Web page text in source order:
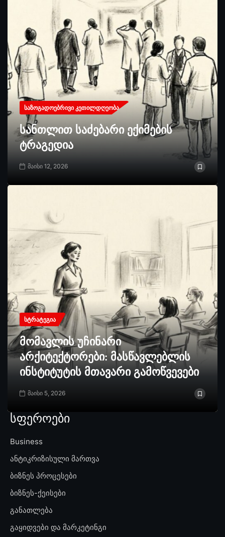
ᲡᲐᲖᲝᲒᲐᲓᲝᲔᲑᲠᲘᲕᲘ ᲙᲔᲗᲘᲚᲓᲦᲔᲝᲑᲐ
სანთლით საძებარი ექიმების
ტრაგედია
მაისი 12, 2026
ᲡᲢᲠᲐᲢᲔᲒᲘᲐ
მომავლის უჩინარი
არქიტექტორები: მასწავლებლის
ინსტიტუტის მთავარი გამოწვევები
მაისი 5, 2026
სფეროები
Business
ანტიკრიზისული მართვა
ბიზნეს პროცესები
ბიზნეს-ქეისები
განათლება
გაყიდვები და მარკეტინგი